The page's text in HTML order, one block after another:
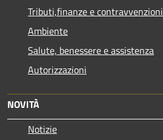
Tributi,finanze e contravvenzioni
Ambiente
Salute, benessere e assistenza
Autorizzazioni
NOVITÀ
Notizie